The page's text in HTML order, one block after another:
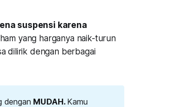
suspensi karena
yang harganya naik-turun
dilirik dengan berbagai
dengan MUDAH. Kamu